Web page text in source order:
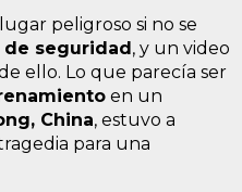
peligroso si no se
de seguridad, y un video
ello. Lo que parecía ser
en un
China, estuvo a
para una